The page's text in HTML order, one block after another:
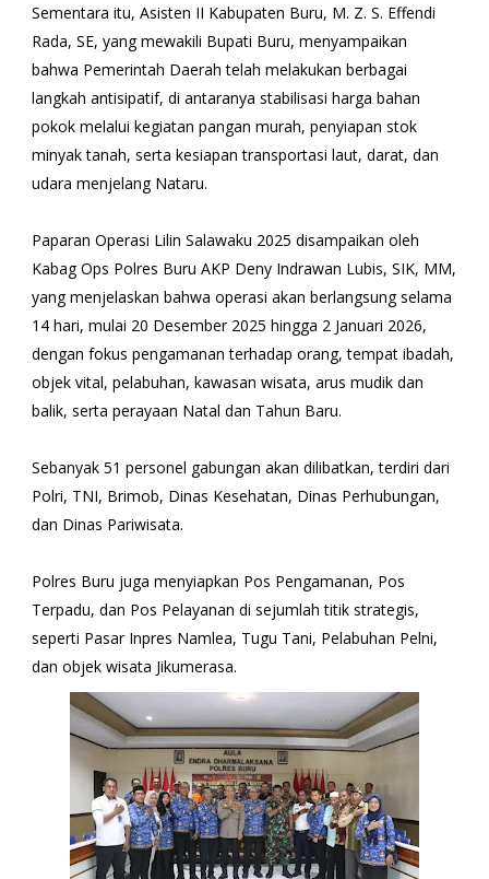
Sementara itu, Asisten II Kabupaten Buru, M. Z. S. Effendi
Rada, SE, yang mewakili Bupati Buru, menyampaikan
bahwa Pemerintah Daerah telah melakukan berbagai
langkah antisipatif, di antaranya stabilisasi harga bahan
pokok melalui kegiatan pangan murah, penyiapan stok
minyak tanah, serta kesiapan transportasi laut, darat, dan
udara menjelang Nataru.
Paparan Operasi Lilin Salawaku 2025 disampaikan oleh
Kabag Ops Polres Buru AKP Deny Indrawan Lubis, SIK, MM,
yang menjelaskan bahwa operasi akan berlangsung selama
14 hari, mulai 20 Desember 2025 hingga 2 Januari 2026,
dengan fokus pengamanan terhadap orang, tempat ibadah,
objek vital, pelabuhan, kawasan wisata, arus mudik dan
balik, serta perayaan Natal dan Tahun Baru.
Sebanyak 51 personel gabungan akan dilibatkan, terdiri dari
Polri, TNI, Brimob, Dinas Kesehatan, Dinas Perhubungan,
dan Dinas Pariwisata.
Polres Buru juga menyiapkan Pos Pengamanan, Pos
Terpadu, dan Pos Pelayanan di sejumlah titik strategis,
seperti Pasar Inpres Namlea, Tugu Tani, Pelabuhan Pelni,
dan objek wisata Jikumerasa.